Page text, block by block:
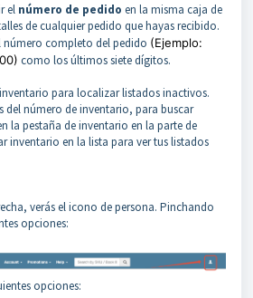
el número de pedido en la misma caja de
de cualquier pedido que hayas recibido.
completo del pedido (Ejemplo:
como los últimos siete dígitos.
para localizar listados inactivos.
del número de inventario, para buscar
la pestaña de inventario en la parte de
inventario en la lista para ver tus listados
verás el icono de persona. Pinchando
opciones:
opciones: